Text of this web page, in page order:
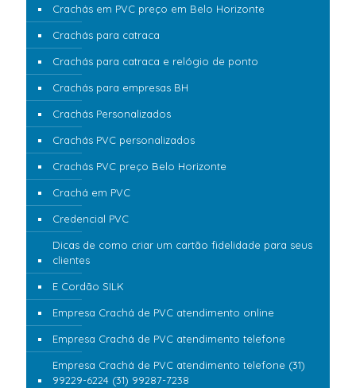
Crachás em PVC preço em Belo Horizonte
Crachás para catraca
Crachás para catraca e relógio de ponto
Crachás para empresas BH
Crachás Personalizados
Crachás PVC personalizados
Crachás PVC preço Belo Horizonte
Crachá em PVC
Credencial PVC
Dicas de como criar um cartão fidelidade para seus
clientes
E Cordão SILK
Empresa Crachá de PVC atendimento online
Empresa Crachá de PVC atendimento telefone
Empresa Crachá de PVC atendimento telefone (31)
99229-6224 (31) 99287-7238